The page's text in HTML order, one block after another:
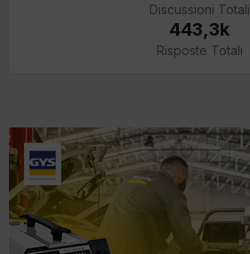
Discussioni Totali
443,3k
Risposte Totali